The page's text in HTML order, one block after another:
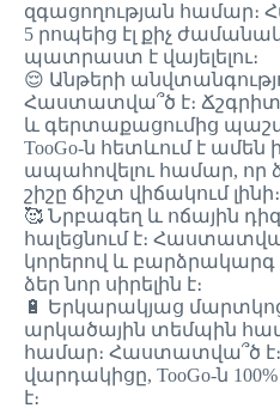
զգացողության համար։
5 րոպեից էլ քիչ
պատրաստ է վայելելու։
😌 Անթերի
Հաստատվա՞ծ է։
և գերտաքացումից
TooGo-ն հետևում է ամեն
ապահովելու համար, որ
շիշը ճիշտ վիճակում լինի։
🥰 Նրբագեղ և ոճային
հալեցնում է։
կորերով և բարձրակարգ
ձեր նոր սիրելին է։
🔋 Երկարակյաց
արկածային տեմպին
համար։ Հաստատվա՞ծ
վարդակիցը, TooGo-ն
է։